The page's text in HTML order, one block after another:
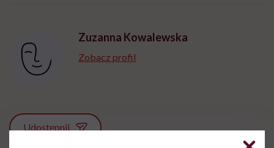
Zuzanna Kowalewska
Zobacz profil
Udostępnij